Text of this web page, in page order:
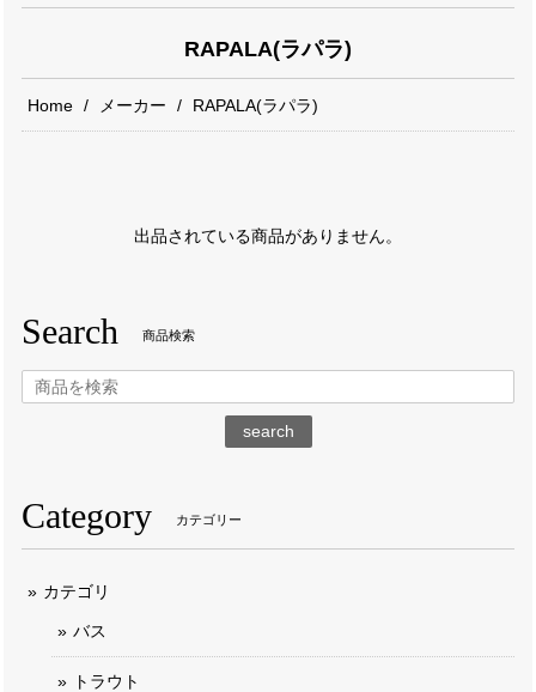
RAPALA(ラパラ)
Home メーカー RAPALA(ラパラ)
出品されている商品がありません。
Search 商品検索
search
Category カテゴリー
カテゴリ
バス
トラウト